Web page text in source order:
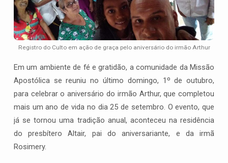
do
Irmão
Arthur
Registro do Culto em ação de graça pelo aniversário do irmão Arthur
Em um ambiente de fé e gratidão, a comunidade da Missão
Apostólica se reuniu no último domingo, 1º de outubro,
para celebrar o aniversário do irmão Arthur, que completou
mais um ano de vida no dia 25 de setembro. O evento, que
já se tornou uma tradição anual, aconteceu na residência
do presbítero Altair, pai do aniversariante, e da irmã
Rosimery.